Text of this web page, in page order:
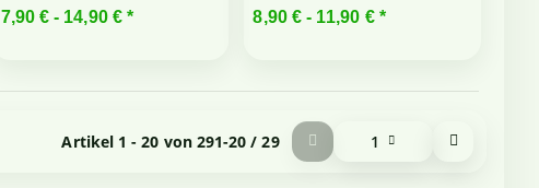
7,90 € - 14,90 € * 8,90 € - 11,90 € *
Artikel 1 - 20 von 291-20 / 29 1